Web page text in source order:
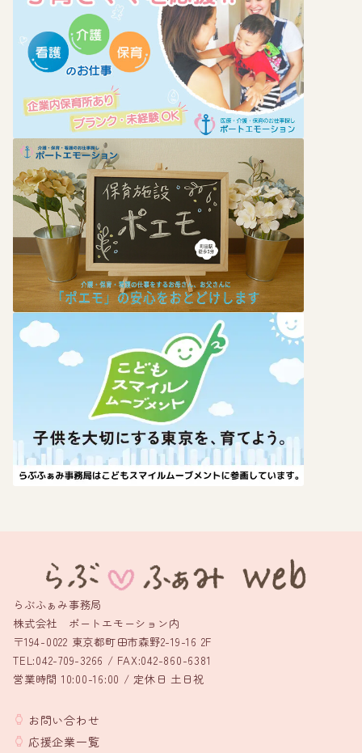
らぶふぁみ事務局
株式会社 ポートエモーション内
〒194-0022 東京都町田市森野2-19-16 2F
TEL:042-709-3266 / FAX:042-860-6381
営業時間 10:00-16:00 / 定休日 土日祝
お問い合わせ
応援企業一覧